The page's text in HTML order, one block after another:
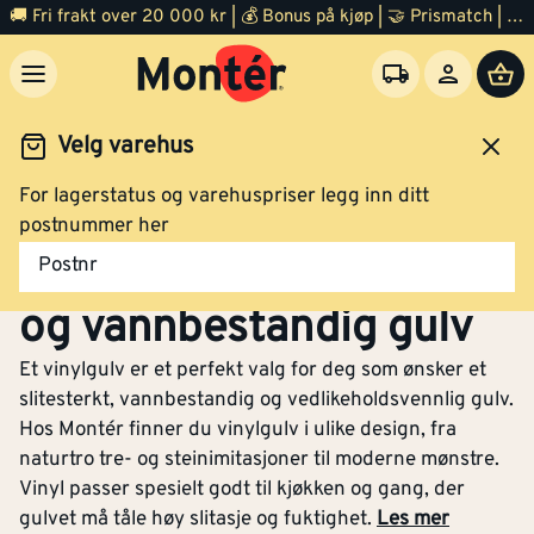
🚚 Fri frakt over 20 000 kr | 💰 Bonus på kjøp | 🤝 Prismatch | ⭐ 100% fornøyd garanti | 🏪 140 byggevarehus
Velg varehus
For lagerstatus og varehuspriser legg inn ditt
postnummer her
Postnr
Gulv Vinylgulv
Vinylgulv – Slitesterkt
og vannbestandig gulv
Et vinylgulv er et perfekt valg for deg som ønsker et
slitesterkt, vannbestandig og vedlikeholdsvennlig gulv.
Hos Montér finner du vinylgulv i ulike design, fra
naturtro tre- og steinimitasjoner til moderne mønstre.
Vinyl passer spesielt godt til kjøkken og gang, der
gulvet må tåle høy slitasje og fuktighet. Les mer